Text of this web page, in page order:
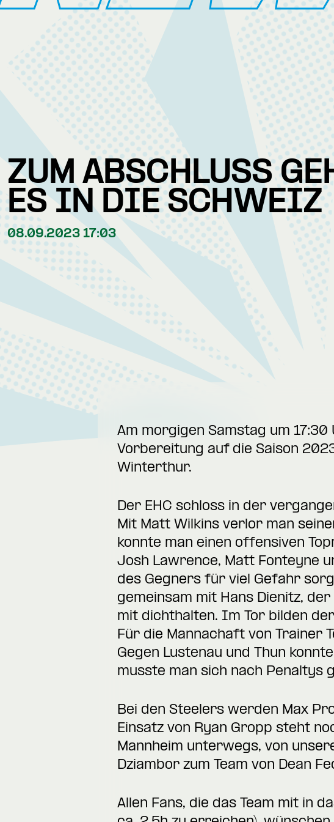
ZUM ABSCHLUSS
ES IN DIE SCHWEIZ
08.09.2023 17:03
Am morgigen Samstag um
Vorbereitung auf die Saison
Winterthur.
Der EHC schloss in der
Mit Matt Wilkins verlor man
konnte man einen offensiven
Josh Lawrence, Matt Fonteyne
des Gegners für viel Gefahr
gemeinsam mit Hans Dienitz,
mit dichthalten. Im Tor bilden
Für die Mannachaft von Trainer
Gegen Lustenau und Thun
musste man sich nach Penaltys
Bei den Steelers werden Max
Einsatz von Ryan Gropp steht
Mannheim unterwegs, von
Dziambor zum Team von Dean
Allen Fans, die das Team mit in